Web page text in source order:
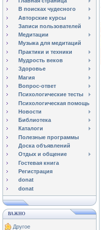
В поисках чудесного
Авторские курсы
Записи пользователей
Медитации
Музыка для медитаций
Практики и техники
Мудрость веков
Здоровье
Магия
Вопрос-ответ
Психологические тесты
Психологическая помощь
Новости
Библиотека
Каталоги
Полезные программы
Доска объявлений
Отдых и общение
Гостевая книга
Регистрация
donat
donat
ВАЖНО
Другое